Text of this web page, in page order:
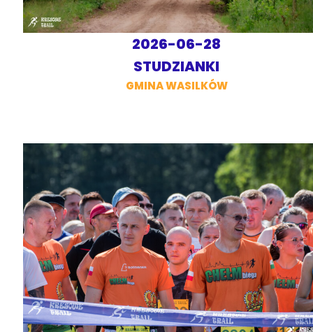
2026-06-28
STUDZIANKI
GMINA WASILKÓW